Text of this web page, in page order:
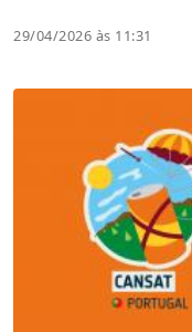
29/04/2026 às 11:31